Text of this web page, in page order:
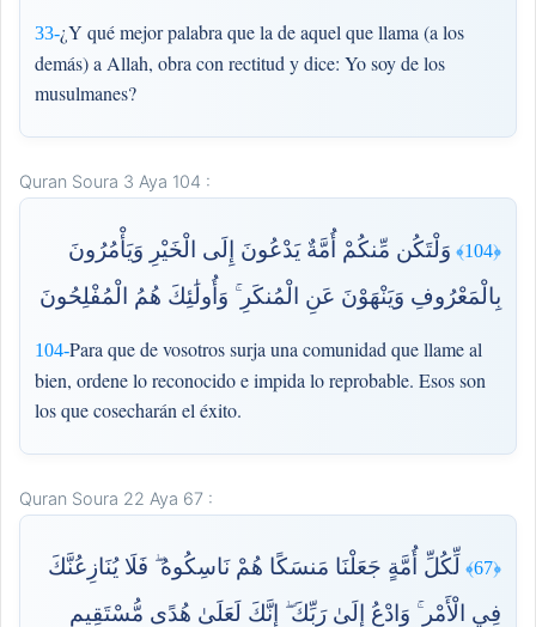
33-¿Y qué mejor palabra que la de aquel que llama (a los
demás) a Allah, obra con rectitud y dice: Yo soy de los
musulmanes?
Quran Soura 3 Aya 104 :
﴿104﴾
وَلْتَكُن مِّنكُمْ أُمَّةٌ يَدْعُونَ إِلَى الْخَيْرِ وَيَأْمُرُونَ
بِالْمَعْرُوفِ وَيَنْهَوْنَ عَنِ الْمُنكَرِ ۚ وَأُولَٰئِكَ هُمُ الْمُفْلِحُونَ
104-Para que de vosotros surja una comunidad que llame al
bien, ordene lo reconocido e impida lo reprobable. Esos son
los que cosecharán el éxito.
Quran Soura 22 Aya 67 :
﴿67﴾
لِّكُلِّ أُمَّةٍ جَعَلْنَا مَنسَكًا هُمْ نَاسِكُوهُ ۖ فَلَا يُنَازِعُنَّكَ
فِي الْأَمْرِ ۚ وَادْعُ إِلَىٰ رَبِّكَ ۖ إِنَّكَ لَعَلَىٰ هُدًى مُّسْتَقِيمٍ